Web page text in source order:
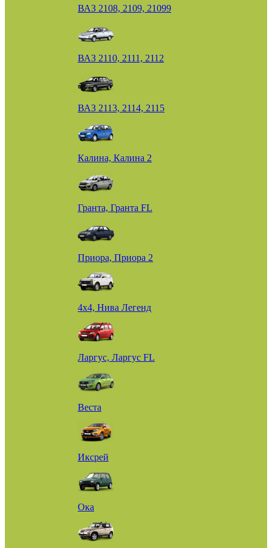
ВАЗ 2108, 2109, 21099
ВАЗ 2110, 2111, 2112
ВАЗ 2113, 2114, 2115
Калина, Калина 2
Гранта, Гранта FL
Приора, Приора 2
4х4, Нива Легенд
Ларгус, Ларгус FL
Веста
Иксрей
Ока